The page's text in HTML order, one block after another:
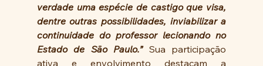
verdade uma espécie de castigo que visa,
dentre outras possibilidades, inviabilizar a
continuidade do professor lecionando no
Estado de São Paulo.” Sua participação
ativa e envolvimento destacam a